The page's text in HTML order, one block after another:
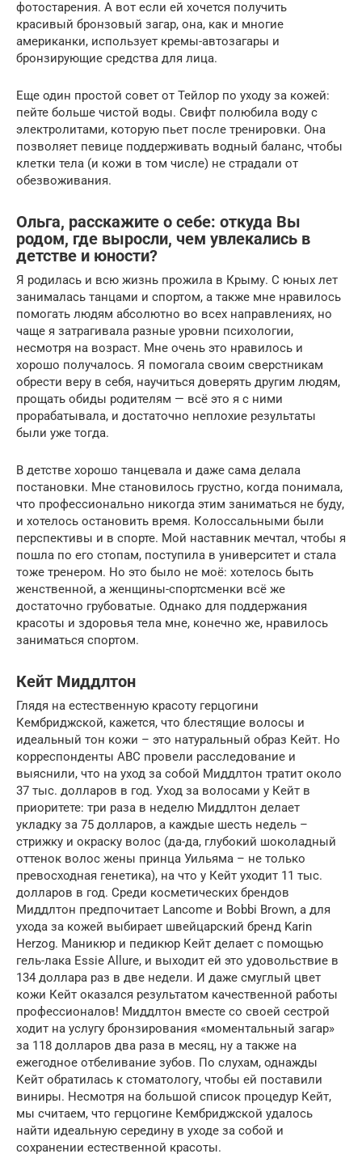
фотостарения. А вот если ей хочется получить
красивый бронзовый загар, она, как и многие
американки, использует кремы-автозагары и
бронзирующие средства для лица.
Еще один простой совет от Тейлор по уходу за кожей:
пейте больше чистой воды. Свифт полюбила воду с
электролитами, которую пьет после тренировки. Она
позволяет певице поддерживать водный баланс, чтобы
клетки тела (и кожи в том числе) не страдали от
обезвоживания.
Ольга, расскажите о себе: откуда Вы
родом, где выросли, чем увлекались в
детстве и юности?
Я родилась и всю жизнь прожила в Крыму. С юных лет
занималась танцами и спортом, а также мне нравилось
помогать людям абсолютно во всех направлениях, но
чаще я затрагивала разные уровни психологии,
несмотря на возраст. Мне очень это нравилось и
хорошо получалось. Я помогала своим сверстникам
обрести веру в себя, научиться доверять другим людям,
прощать обиды родителям — всё это я с ними
прорабатывала, и достаточно неплохие результаты
были уже тогда.
В детстве хорошо танцевала и даже сама делала
постановки. Мне становилось грустно, когда понимала,
что профессионально никогда этим заниматься не буду,
и хотелось остановить время. Колоссальными были
перспективы и в спорте. Мой наставник мечтал, чтобы я
пошла по его стопам, поступила в университет и стала
тоже тренером. Но это было не моё: хотелось быть
женственной, а женщины-спортсменки всё же
достаточно грубоватые. Однако для поддержания
красоты и здоровья тела мне, конечно же, нравилось
заниматься спортом.
Кейт Миддлтон
Глядя на естественную красоту герцогини
Кембриджской, кажется, что блестящие волосы и
идеальный тон кожи – это натуральный образ Кейт. Но
корреспонденты ABC провели расследование и
выяснили, что на уход за собой Миддлтон тратит около
37 тыс. долларов в год. Уход за волосами у Кейт в
приоритете: три раза в неделю Миддлтон делает
укладку за 75 долларов, а каждые шесть недель –
стрижку и окраску волос (да-да, глубокий шоколадный
оттенок волос жены принца Уильяма – не только
превосходная генетика), на что у Кейт уходит 11 тыс.
долларов в год. Среди косметических брендов
Миддлтон предпочитает Lancome и Bobbi Brown, а для
ухода за кожей выбирает швейцарский бренд Karin
Herzog. Маникюр и педикюр Кейт делает с помощью
гель-лака Essie Allure, и выходит ей это удовольствие в
134 доллара раз в две недели. И даже смуглый цвет
кожи Кейт оказался результатом качественной работы
профессионалов! Миддлтон вместе со своей сестрой
ходит на услугу бронзирования «моментальный загар»
за 118 долларов два раза в месяц, ну а также на
ежегодное отбеливание зубов. По слухам, однажды
Кейт обратилась к стоматологу, чтобы ей поставили
виниры. Несмотря на большой список процедур Кейт,
мы считаем, что герцогине Кембриджской удалось
найти идеальную середину в уходе за собой и
сохранении естественной красоты.